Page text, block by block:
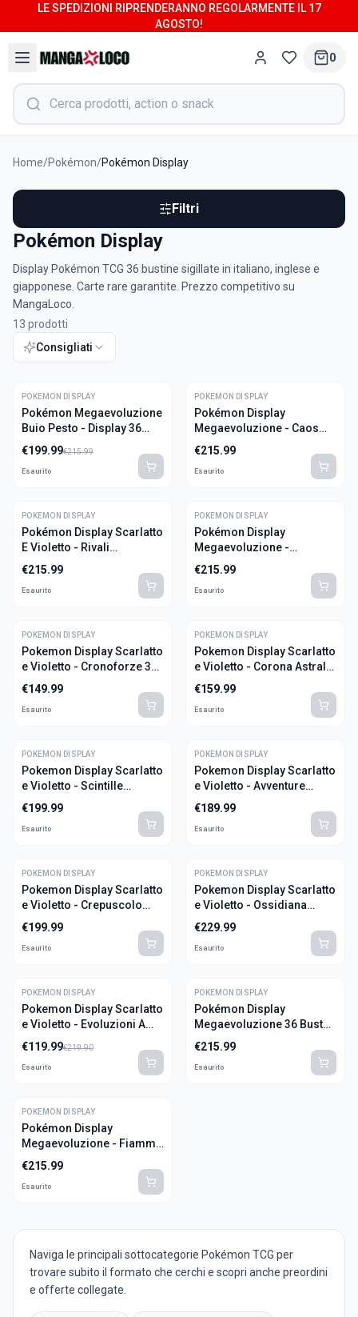
LE SPEDIZIONI RIPRENDERANNO REGOLARMENTE IL 17
AGOSTO!
0
Home/Pokémon/Pokémon Display
Filtri
Pokémon Display
Display Pokémon TCG 36 bustine sigillate in italiano, inglese e
giapponese. Carte rare garantite. Prezzo competitivo su
MangaLoco.
13 prodotti
Consigliati
-7 %
OFFERTA
POKEMON DISPLAY
Pokémon Megaevoluzione
Buio Pesto - Display 36
Buste (ITA)
€199.99€215.99
Esaurito
POKEMON DISPLAY
Pokémon Display
Megaevoluzione - Caos
Nascente 36 Buste (ITA)
€215.99
Esaurito
POKEMON DISPLAY
Pokémon Display Scarlatto
E Violetto - Rivali
Predestinati 36 Buste (ITA)
€215.99
Esaurito
POKEMON DISPLAY
Pokémon Display
Megaevoluzione -
Equilibrio Perfetto 36
Buste (ITA)
€215.99
Esaurito
POKEMON DISPLAY
Pokemon Display Scarlatto
e Violetto - Cronoforze 36
Buste (ITA)
€149.99
Esaurito
POKEMON DISPLAY
Pokemon Display Scarlatto
e Violetto - Corona Astrale
36 Buste (ITA)
€159.99
Esaurito
POKEMON DISPLAY
Pokemon Display Scarlatto
e Violetto - Scintille
Folgoranti 36 Buste (ITA)
€199.99
Esaurito
POKEMON DISPLAY
Pokemon Display Scarlatto
e Violetto - Avventure
Insieme 36 Buste (ITA)
€189.99
Esaurito
POKEMON DISPLAY
Pokemon Display Scarlatto
e Violetto - Crepuscolo
Mascherato 36 Buste (ITA)
€199.99
Esaurito
POKEMON DISPLAY
Pokemon Display Scarlatto
e Violetto - Ossidiana
Infuocata 36 Buste (ITA)
€229.99
Esaurito
-45%
OFFERTA
POKEMON DISPLAY
Pokemon Display Scarlatto
e Violetto - Evoluzioni A
Paldea 36 Buste (ITA)
€119.99€219.90
Esaurito
POKEMON DISPLAY
Pokémon Display
Megaevoluzione 36 Buste
(ITA)
€215.99
Esaurito
POKEMON DISPLAY
Pokémon Display
Megaevoluzione - Fiamme
Spettrali 36 Buste (ITA)
€215.99
Esaurito
Naviga le principali sottocategorie Pokémon TCG per
trovare subito il formato che cerchi e scopri anche preordini
e offerte collegate.